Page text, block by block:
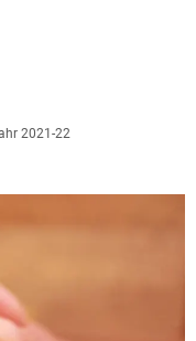
2021-22